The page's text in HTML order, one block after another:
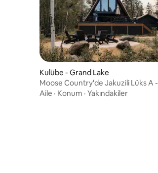
Kulübe - Grand Lake
Moose Country'de Jakuzili Lüks A -
Frame
Aile · Konum · Yakındakiler